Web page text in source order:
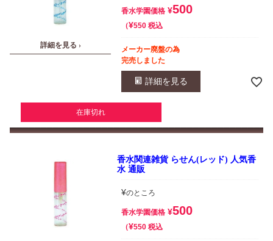
詳細を見る ›
香水学園価格 ¥500
¥550 税込
メーカー廃盤の為
完売しました
詳細を見る
在庫切れ
香水関連雑貨 らせん(レッド) 人気香
水 通販
¥のところ
香水学園価格 ¥500
¥550 税込